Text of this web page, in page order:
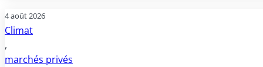
4 août 2026
Climat
,
marchés privés